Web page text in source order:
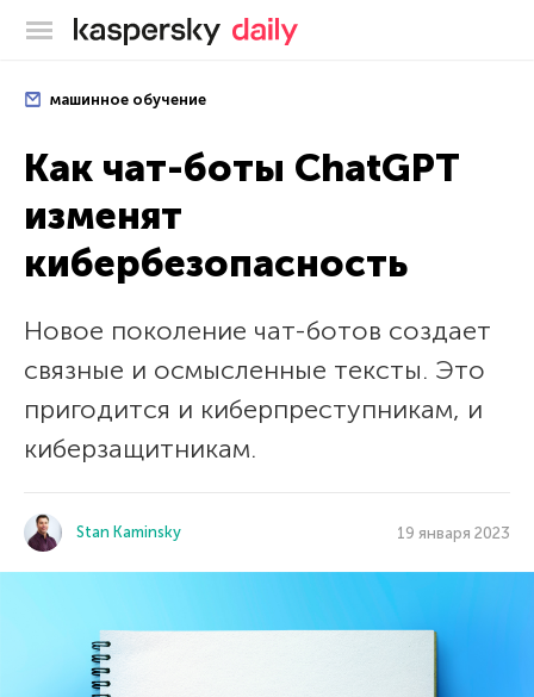
Блог Касперского
машинное обучение
Как чат-боты ChatGPT
изменят
кибербезопасность
Новое поколение чат-ботов создает
связные и осмысленные тексты. Это
пригодится и киберпреступникам, и
киберзащитникам.
Stan Kaminsky 19 января 2023